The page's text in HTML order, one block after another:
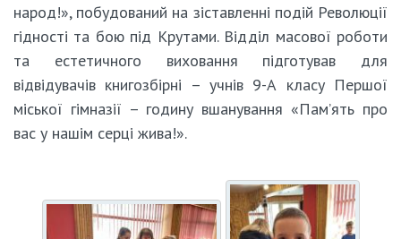
народ!», побудований на зіставленні подій Революції
гідності та бою під Крутами. Відділ масової роботи
та естетичного виховання підготував для
відвідувачів книгозбірні – учнів 9-А класу Першої
міської гімназії – годину вшанування «Пам’ять про
вас у нашім серці жива!».